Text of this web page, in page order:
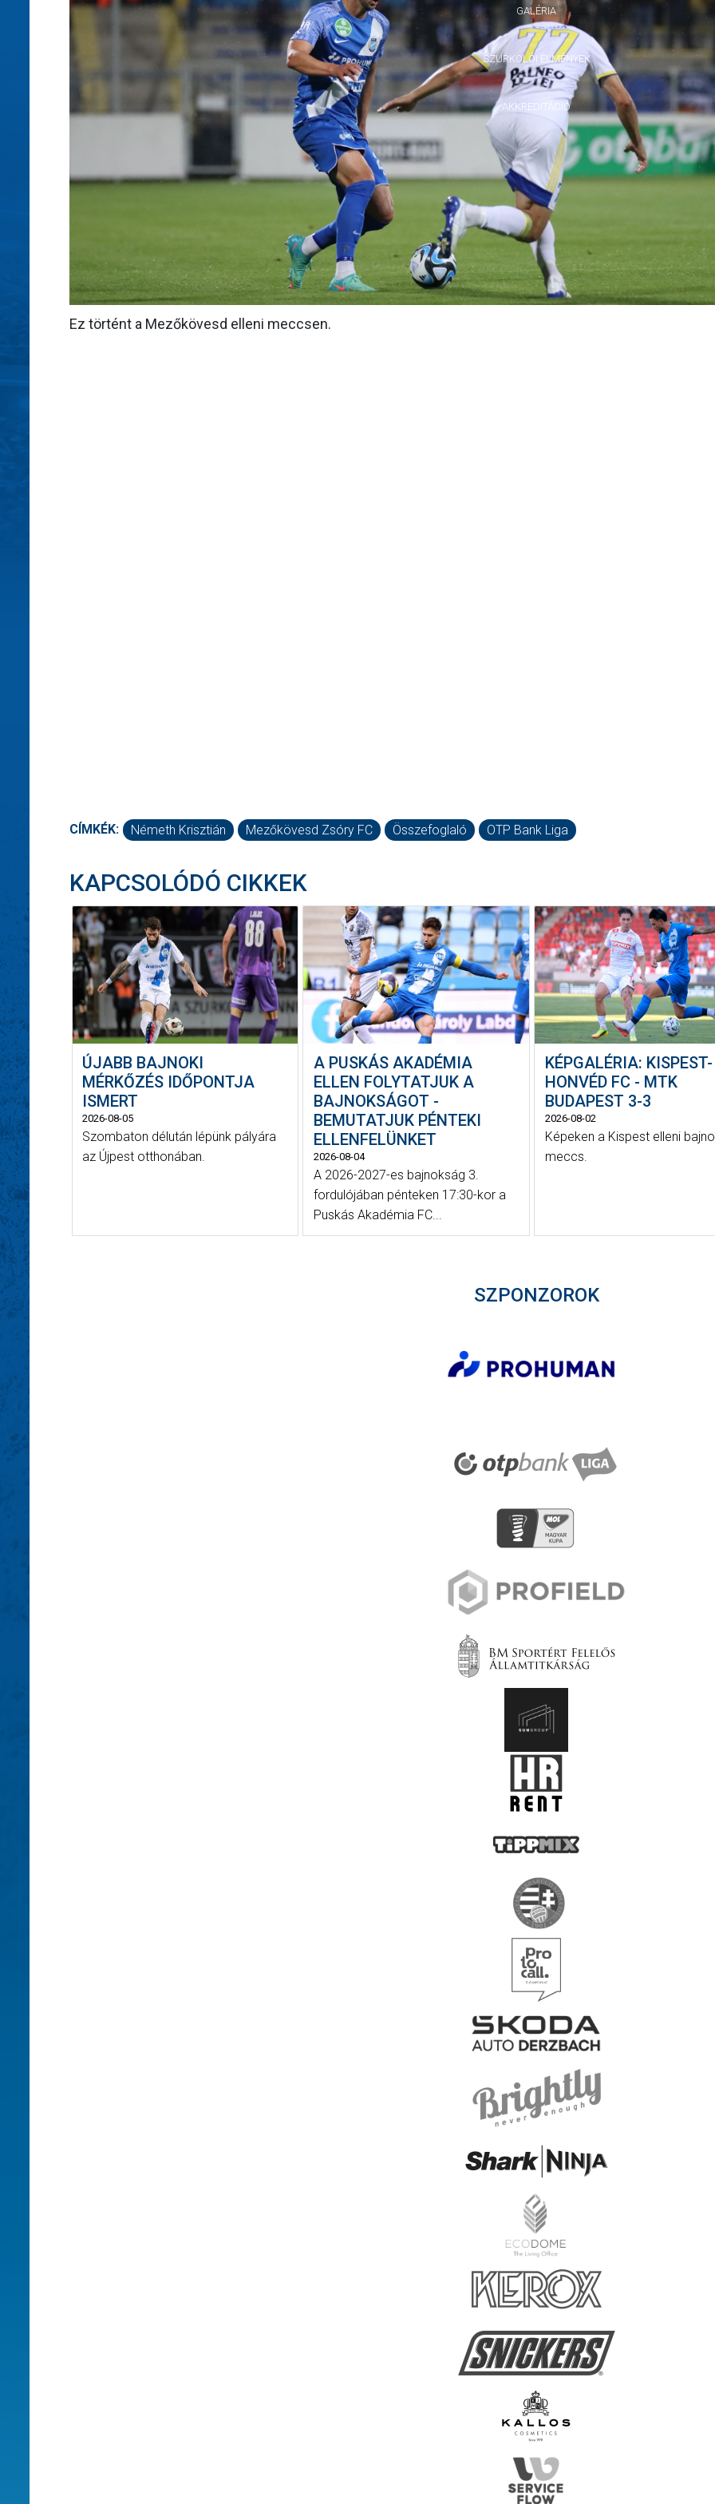
GALÉRIA
SZURKOLÓI ÉLMÉNYEK
AKKREDITÁCIÓ
Ez történt a Mezőkövesd elleni meccsen.
CÍMKÉK: Németh Krisztián Mezőkövesd Zsóry FC Összefoglaló OTP Bank Liga
KAPCSOLÓDÓ CIKKEK
ÚJABB BAJNOKI
MÉRKŐZÉS IDŐPONTJA
ISMERT
2026-08-05
Szombaton délután lépünk pályára
az Újpest otthonában.
A PUSKÁS AKADÉMIA
ELLEN FOLYTATJUK A
BAJNOKSÁGOT -
BEMUTATJUK PÉNTEKI
ELLENFELÜNKET
2026-08-04
A 2026-2027-es bajnokság 3.
fordulójában pénteken 17:30-kor a
Puskás Akadémia FC...
KÉPGALÉRIA: KISPEST-
HONVÉD FC - MTK
BUDAPEST 3-3
2026-08-02
Képeken a Kispest elleni
meccs.
SZPONZOROK